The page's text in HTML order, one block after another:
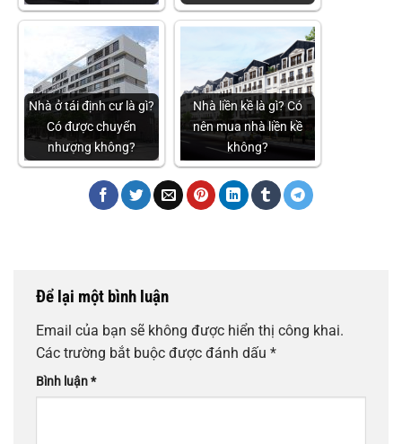
Nhà ở tái định cư là gì?
Có được chuyển
nhượng không?
Nhà liền kề là gì? Có
nên mua nhà liền kề
không?
Để lại một bình luận
Email của bạn sẽ không được hiển thị công khai.
Các trường bắt buộc được đánh dấu *
Bình luận*